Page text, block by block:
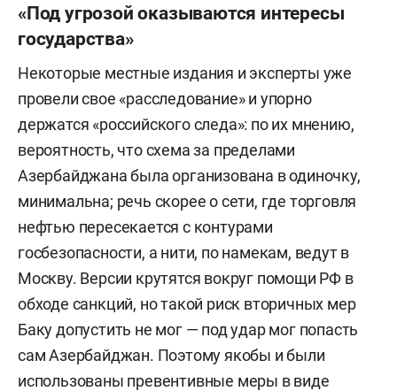
«Под угрозой оказываются интересы
государства»
Некоторые местные издания и эксперты уже
провели свое «расследование» и упорно
держатся «российского следа»: по их мнению,
вероятность, что схема за пределами
Азербайджана была организована в одиночку,
минимальна; речь скорее о сети, где торговля
нефтью пересекается с контурами
госбезопасности, а нити, по намекам, ведут в
Москву. Версии крутятся вокруг помощи РФ в
обходе санкций, но такой риск вторичных мер
Баку допустить не мог — под удар мог попасть
сам Азербайджан. Поэтому якобы и были
использованы превентивные меры в виде